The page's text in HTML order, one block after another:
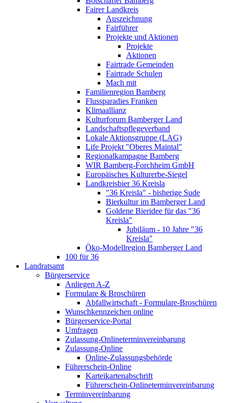
Fairer Landkreis
Auszeichnung
Fairführer
Projekte und Aktionen
Projekte
Aktionen
Fairtrade Gemeinden
Fairtrade Schulen
Mach mit
Familienregion Bamberg
Flussparadies Franken
Klimaallianz
Kulturforum Bamberger Land
Landschaftspflegeverband
Lokale Aktionsgruppe (LAG)
Life Projekt "Oberes Maintal"
Regionalkampagne Bamberg
WIR Bamberg-Forchheim GmbH
Europäisches Kulturerbe-Siegel
Landkreisbier 36 Kreisla
"36 Kreisla" - bisherige Sude
Bierkultur im Bamberger Land
Goldene Bieridee für das "36
Kreisla"
Jubiläum - 10 Jahre "36
Kreisla"
Öko-Modellregion Bamberger Land
100 für 36
Landratsamt
Bürgerservice
Anliegen A-Z
Formulare & Broschüren
Abfallwirtschaft - Formulare-Broschüren
Wunschkennzeichen online
Bürgerservice-Portal
Umfragen
Zulassung-Onlineterminvereinbarung
Zulassung-Online
Online-Zulassungsbehörde
Führerschein-Online
Karteikartenabschrift
Führerschein-Onlineterminvereinbarung
Terminvereinbarung